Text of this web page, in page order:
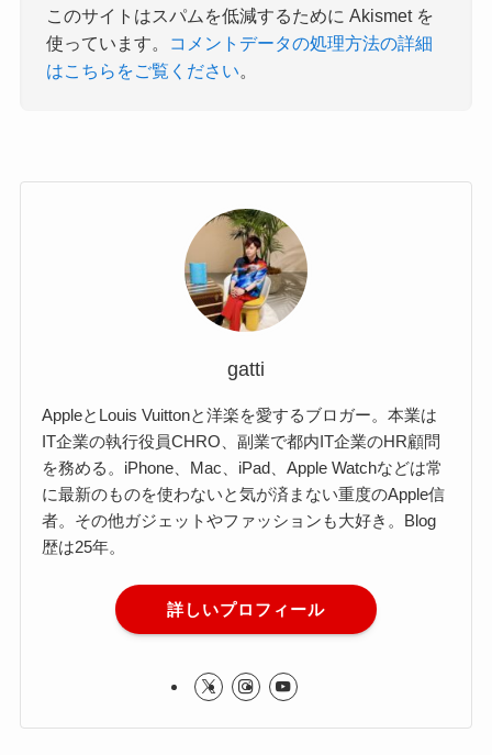
このサイトはスパムを低減するために Akismet を
使っています。
コメントデータの処理方法の詳細
はこちらをご覧ください。
gatti
AppleとLouis Vuittonと洋楽を愛するブロガー。本業は
IT企業の執行役員CHRO、副業で都内IT企業のHR顧問
を務める。iPhone、Mac、iPad、Apple Watchなどは常
に最新のものを使わないと気が済まない重度のApple信
者。その他ガジェットやファッションも大好き。Blog
歴は25年。
詳しいプロフィール